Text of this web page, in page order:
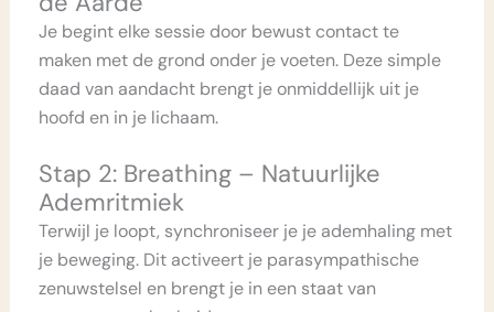
Je begint elke sessie door bewust contact te
maken met de grond onder je voeten. Deze simple
daad van aandacht brengt je onmiddellijk uit je
hoofd en in je lichaam.
Stap 2: Breathing – Natuurlijke
Ademritmiek
Terwijl je loopt, synchroniseer je je ademhaling met
je beweging. Dit activeert je parasympathische
zenuwstelsel en brengt je in een staat van